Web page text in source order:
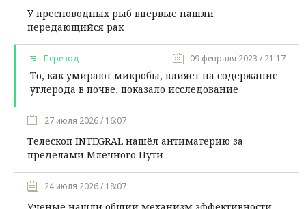
У пресноводных рыб впервые нашли
передающийся рак
Перевод 09 февраля 2023 / 21:17
То, как умирают микробы, влияет на содержание
углерода в почве, показало исследование
27 июля 2026 / 16:07
Телескоп INTEGRAL нашёл антиматерию за
пределами Млечного Пути
24 июля 2026 / 18:07